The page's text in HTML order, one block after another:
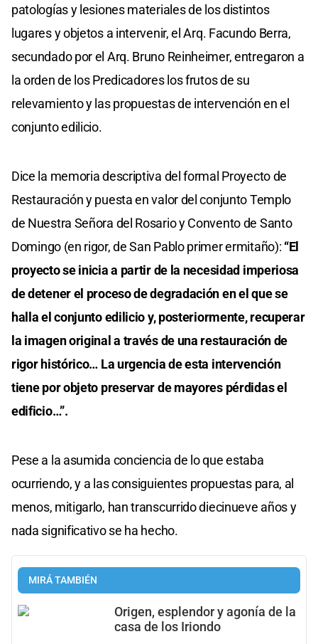
patologías y lesiones materiales de los distintos
lugares y objetos a intervenir, el Arq. Facundo Berra,
secundado por el Arq. Bruno Reinheimer, entregaron a
la orden de los Predicadores los frutos de su
relevamiento y las propuestas de intervención en el
conjunto edilicio.
Dice la memoria descriptiva del formal Proyecto de
Restauración y puesta en valor del conjunto Templo
de Nuestra Señora del Rosario y Convento de Santo
Domingo (en rigor, de San Pablo primer ermitaño): “El
proyecto se inicia a partir de la necesidad imperiosa
de detener el proceso de degradación en el que se
halla el conjunto edilicio y, posteriormente, recuperar
la imagen original a través de una restauración de
rigor histórico… La urgencia de esta intervención
tiene por objeto preservar de mayores pérdidas el
edificio…”.
Pese a la asumida conciencia de lo que estaba
ocurriendo, y a las consiguientes propuestas para, al
menos, mitigarlo, han transcurrido diecinueve años y
nada significativo se ha hecho.
MIRÁ TAMBIÉN
Origen, esplendor y agonía de la
casa de los Iriondo